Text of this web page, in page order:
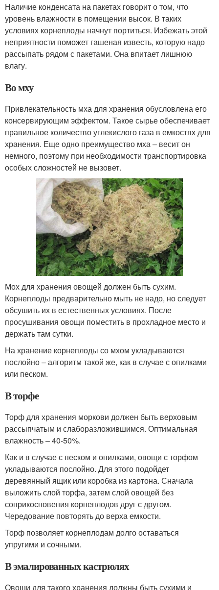
Наличие конденсата на пакетах говорит о том, что
уровень влажности в помещении высок. В таких
условиях корнеплоды начнут портиться. Избежать этой
неприятности поможет гашеная известь, которую надо
рассыпать рядом с пакетами. Она впитает лишнюю
влагу.
Во мху
Привлекательность мха для хранения обусловлена его
консервирующим эффектом. Такое сырье обеспечивает
правильное количество углекислого газа в емкостях для
хранения. Еще одно преимущество мха – весит он
немного, поэтому при необходимости транспортировка
особых сложностей не вызовет.
Мох для хранения овощей должен быть сухим.
Корнеплоды предварительно мыть не надо, но следует
обсушить их в естественных условиях. После
просушивания овощи поместить в прохладное место и
держать там сутки.
На хранение корнеплоды со мхом укладываются
послойно – алгоритм такой же, как в случае с опилками
или песком.
В торфе
Торф для хранения моркови должен быть верховым
рассыпчатым и слаборазложившимся. Оптимальная
влажность – 40-50%.
Как и в случае с песком и опилками, овощи с торфом
укладываются послойно. Для этого подойдет
деревянный ящик или коробка из картона. Сначала
выложить слой торфа, затем слой овощей без
соприкосновения корнеплодов друг с другом.
Чередование повторять до верха емкости.
Торф позволяет корнеплодам долго оставаться
упругими и сочными.
В эмалированных кастрюлях
Овощи для такого хранения должны быть сухими и